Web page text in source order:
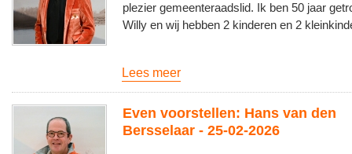
plezier gemeenteraadslid. Ik ben 50 jaar
Willy en wij hebben 2 kinderen en 2
Lees meer
Even voorstellen: Hans van den
Bersselaar - 25-02-2026